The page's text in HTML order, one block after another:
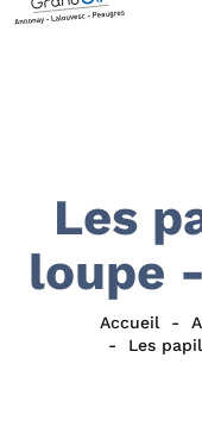
Les
loupe
Accueil
Les